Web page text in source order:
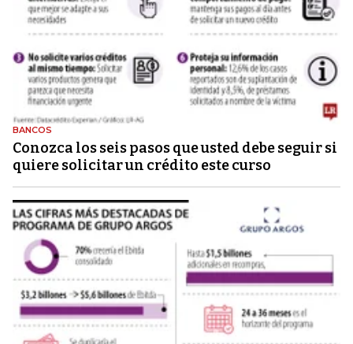
BANCOS
Conozca los seis pasos que usted debe seguir si
quiere solicitar un crédito este curso